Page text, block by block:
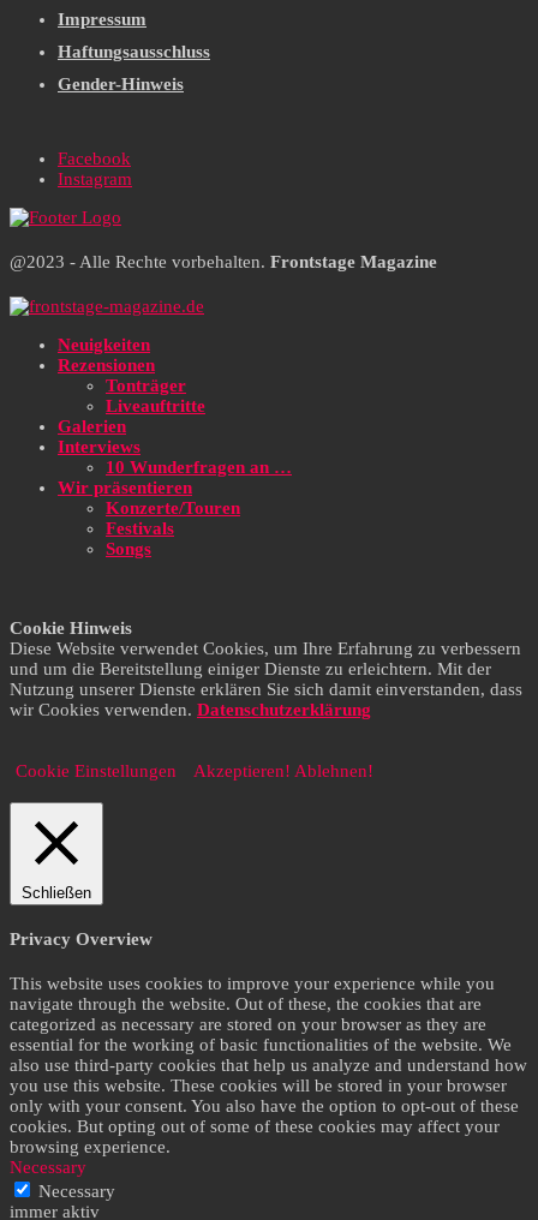
Impressum
Haftungsausschluss
Gender-Hinweis
Facebook
Instagram
@2023 - Alle Rechte vorbehalten. Frontstage Magazine
Neuigkeiten
Rezensionen
Tonträger
Liveauftritte
Galerien
Interviews
10 Wunderfragen an …
Wir präsentieren
Konzerte/Touren
Festivals
Songs
Cookie Hinweis
Diese Website verwendet Cookies, um Ihre Erfahrung zu verbessern
und um die Bereitstellung einiger Dienste zu erleichtern. Mit der
Nutzung unserer Dienste erklären Sie sich damit einverstanden, dass
wir Cookies verwenden. Datenschutzerklärung
Cookie Einstellungen Akzeptieren! Ablehnen!
Schließen
Privacy Overview
This website uses cookies to improve your experience while you
navigate through the website. Out of these, the cookies that are
categorized as necessary are stored on your browser as they are
essential for the working of basic functionalities of the website. We
also use third-party cookies that help us analyze and understand how
you use this website. These cookies will be stored in your browser
only with your consent. You also have the option to opt-out of these
cookies. But opting out of some of these cookies may affect your
browsing experience.
Necessary
Necessary
immer aktiv